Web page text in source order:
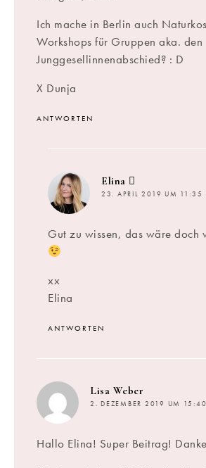
Ich mache in Berlin auch
Workshops für Gruppen aka. den
Junggesellinnenabschied? : D
X Dunja
ANTWORTEN
Elina
23. APRIL 2019 UM 11:35
Gut zu wissen, das wäre doch
xx
Elina
ANTWORTEN
Lisa Weber
2. DEZEMBER 2019 UM
Hallo Elina! Super Beitrag!